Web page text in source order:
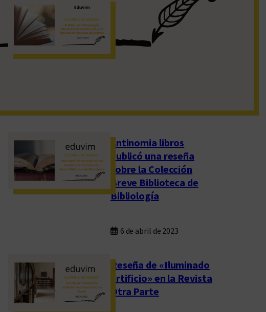
El Museo de
Antropologías
difundió la
presentación de
«¿Qué hacemos con
1 de abril de 2023
Antinomia libros
publicó una reseña
sobre la Colección
Breve Biblioteca de
Bibliología
6 de abril de 2023
Reseña de «Iluminado
artificio» en la Revista
Otra Parte